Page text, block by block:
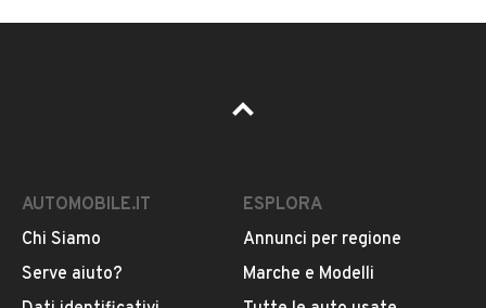
Pubblicità
AUTOMOBILE.IT
Chi Siamo
Serve aiuto?
ESPLORA
Annunci per regione
Marche e Modelli